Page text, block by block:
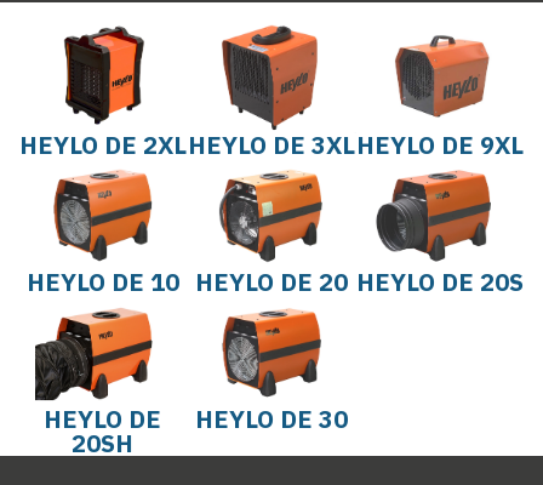
HEYLO DE 2XLHEYLO DE 3XLHEYLO DE 9XL
HEYLO DE 10 HEYLO DE 20 HEYLO DE 20S
HEYLO DE
20SH
HEYLO DE 30